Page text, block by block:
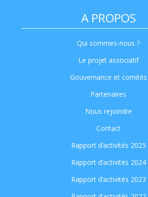
A PROPOS
Qui sommes-nous ?
Le projet associatif
Gouvernance et comités
Partenaires
Nous rejoindre
Contact
Rapport d’activités 2025
Rapport d’activités 2024
Rapport d’activités 2023